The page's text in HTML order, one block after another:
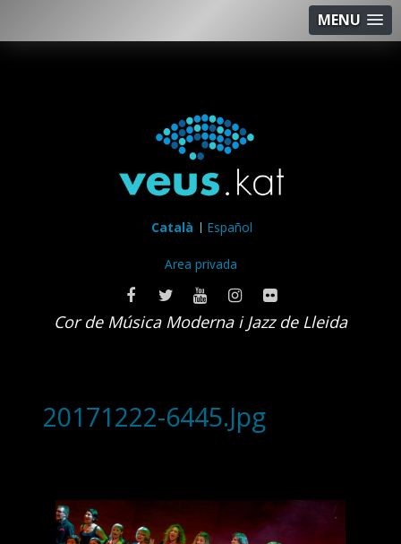
MENU
Català Español
Area privada
Cor de Música Moderna i Jazz de Lleida
20171222-6445.Jpg